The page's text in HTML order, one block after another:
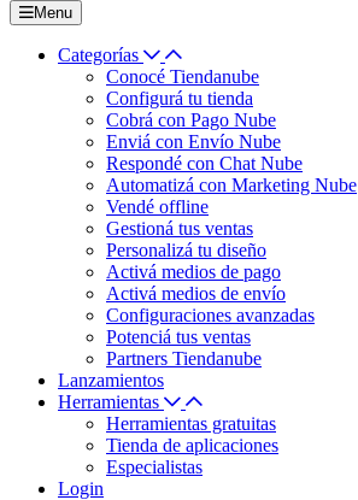
Menu
Categorías
Conocé Tiendanube
Configurá tu tienda
Cobrá con Pago Nube
Enviá con Envío Nube
Respondé con Chat Nube
Automatizá con Marketing Nube
Vendé offline
Gestioná tus ventas
Personalizá tu diseño
Activá medios de pago
Activá medios de envío
Configuraciones avanzadas
Potenciá tus ventas
Partners Tiendanube
Lanzamientos
Herramientas
Herramientas gratuitas
Tienda de aplicaciones
Especialistas
Login